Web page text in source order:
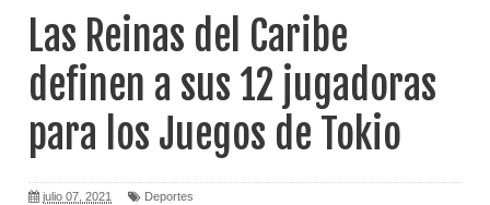
Las Reinas del Caribe
definen a sus 12 jugadoras
para los Juegos de Tokio
julio 07, 2021 Deportes